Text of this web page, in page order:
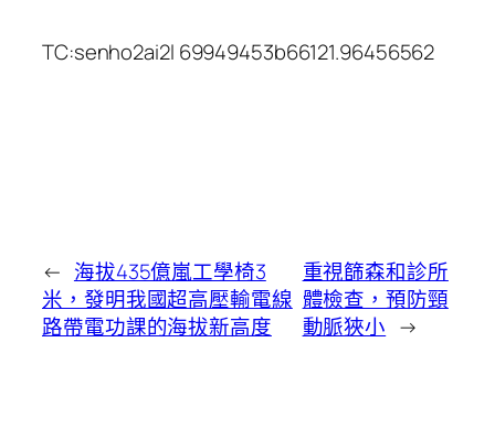
TC:senho2ai2l 69949453b66121.96456562
← 海拔435億嵐工學椅3
米，發明我國超高壓輸電線
路帶電功課的海拔新高度
重視篩森和診所
體檢查，預防頸
動脈狹小 →